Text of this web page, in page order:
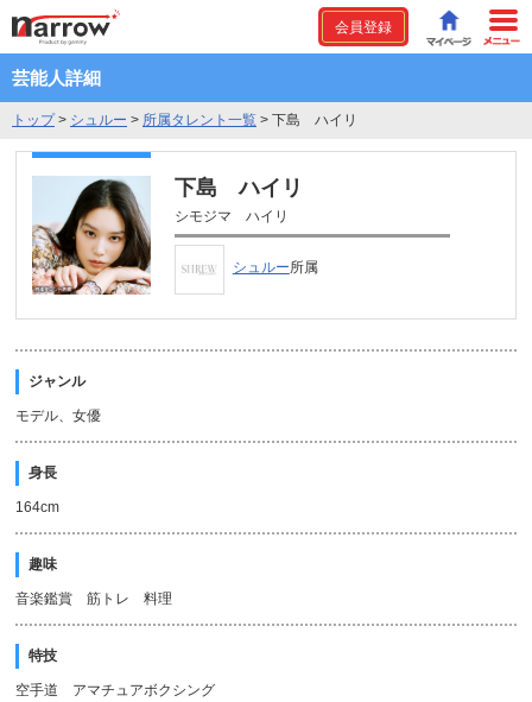
会員登録
芸能人詳細
トップ> シュルー > 所属タレント一覧 > 下島 ハイリ
下島 ハイリ
シモジマ ハイリ
シュルー所属
ジャンル
モデル、女優
身長
164cm
趣味
音楽鑑賞 筋トレ 料理
特技
空手道 アマチュアボクシング